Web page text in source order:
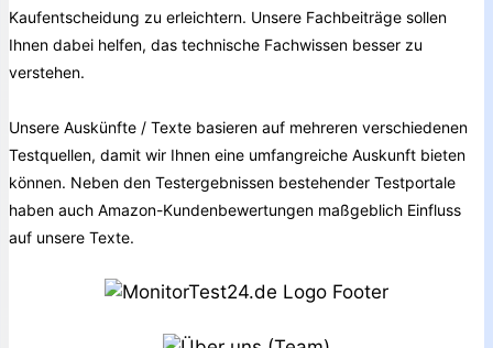
Kaufentscheidung zu erleichtern. Unsere Fachbeiträge sollen
Ihnen dabei helfen, das technische Fachwissen besser zu
verstehen.
Unsere Auskünfte / Texte basieren auf mehreren verschiedenen
Testquellen, damit wir Ihnen eine umfangreiche Auskunft bieten
können. Neben den Testergebnissen bestehender Testportale
haben auch Amazon-Kundenbewertungen maßgeblich Einfluss
auf unsere Texte.